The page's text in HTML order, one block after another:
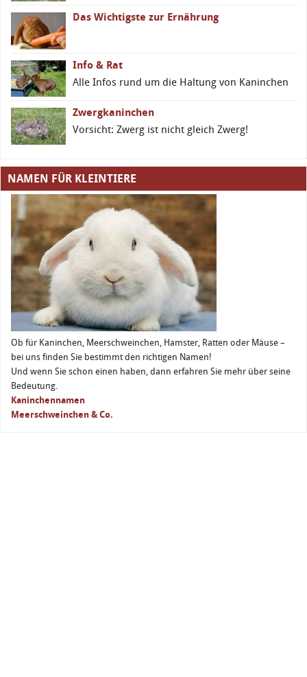
Das Wichtigste zur Ernährung
Info & Rat
Alle Infos rund um die Haltung von Kaninchen
Zwergkaninchen
Vorsicht: Zwerg ist nicht gleich Zwerg!
NAMEN FÜR KLEINTIERE
Ob für Kaninchen, Meerschweinchen, Hamster, Ratten oder Mäuse –
bei uns finden Sie bestimmt den richtigen Namen!
Und wenn Sie schon einen haben, dann erfahren Sie mehr über seine
Bedeutung.
Kaninchennamen
Meerschweinchen & Co.